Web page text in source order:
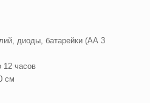
диоды, батарейки (АА 3
12 часов
см